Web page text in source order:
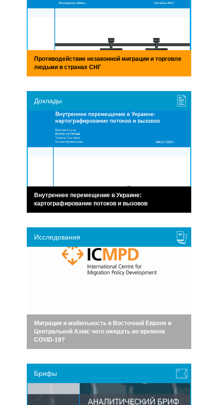
Противодействие незаконной миграции и торговле
людьми в странах СНГ
Доклады
Внутреннее перемещение в Украине:
картографирование потоков и вызовов
Исследования
Миграция и мобильность в Восточной Европе и
Центральной Азии: чего ожидать во времена
COVID-19?
Брифы